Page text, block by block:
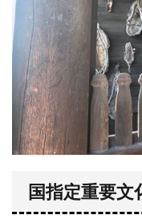
国指定重要